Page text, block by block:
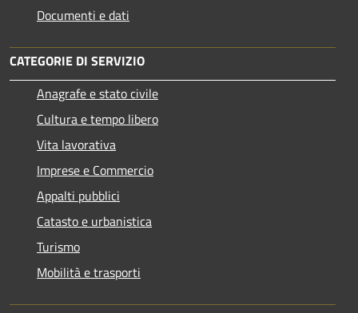
Documenti e dati
CATEGORIE DI SERVIZIO
Anagrafe e stato civile
Cultura e tempo libero
Vita lavorativa
Imprese e Commercio
Appalti pubblici
Catasto e urbanistica
Turismo
Mobilità e trasporti